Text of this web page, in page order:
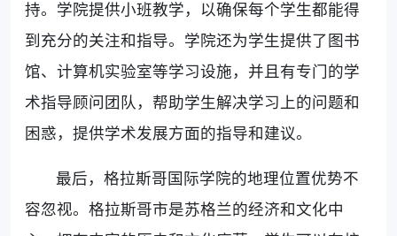
持。学院提供小班教学，以确保每个学生都能得
到充分的关注和指导。学院还为学生提供了图书
馆、计算机实验室等学习设施，并且有专门的学
术指导顾问团队，帮助学生解决学习上的问题和
困惑，提供学术发展方面的指导和建议。
最后，格拉斯哥国际学院的地理位置优势不
容忽视。格拉斯哥市是苏格兰的经济和文化中